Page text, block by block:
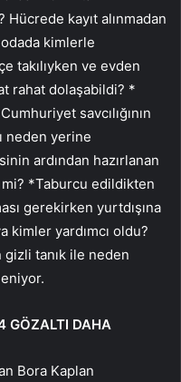
kayıt alınmadan
odada kimlerle
takılıyken ve evden
rahat dolaşabildi? *
savcılığının
neden yerine
ardından hazırlanan
*Taburcu edildikten
gerekirken yurtdışına
kimler yardımcı oldu?
gizli tanık ile neden
GÖZALTI DAHA
Bora Kaplan